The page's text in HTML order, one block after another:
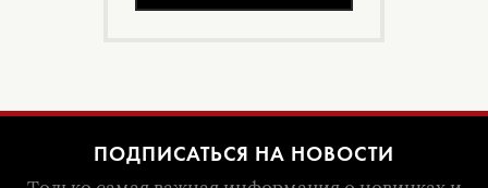
ПОДПИСАТЬСЯ НА НОВОСТИ